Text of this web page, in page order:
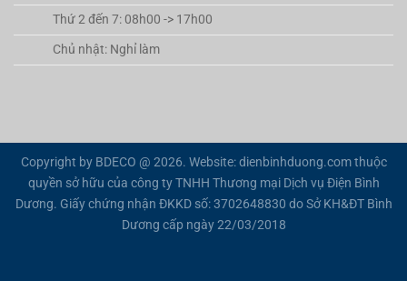
Thứ 2 đến 7: 08h00 -> 17h00
Chủ nhật: Nghỉ làm
Copyright by BDECO @ 2026. Website: dienbinhduong.com thuộc
quyền sở hữu của công ty TNHH Thương mại Dịch vụ Điện Bình
Dương. Giấy chứng nhận ĐKKD số: 3702648830 do Sở KH&ĐT Bình
Dương cấp ngày 22/03/2018